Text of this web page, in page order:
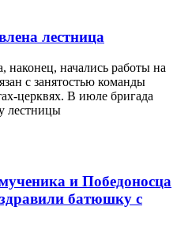
лестница
наконец, начались работы на
с занятостью команды
церквях. В июле бригада
лестницы
и Победоносца
батюшку с